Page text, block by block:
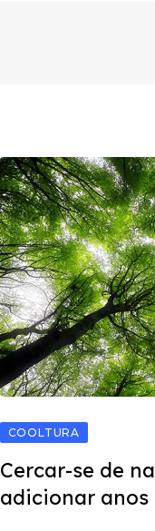
COOLTURA
Cercar-se de
adicionar anos